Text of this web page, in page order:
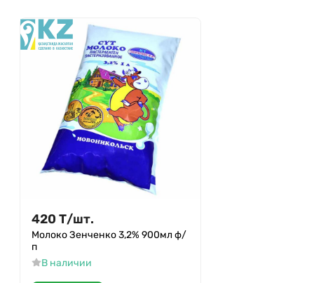
420 Т/шт.
Молоко Зенченко 3,2% 900мл ф/
п
В наличии